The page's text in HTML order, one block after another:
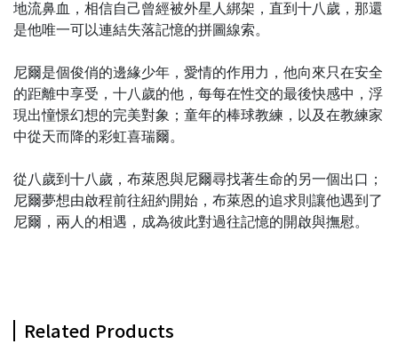
地流鼻血，相信自己曾經被外星人綁架，直到十八歲，那還
是他唯一可以連結失落記憶的拼圖線索。
尼爾是個俊俏的邊緣少年，愛情的作用力，他向來只在安全
的距離中享受，十八歲的他，每每在性交的最後快感中，浮
現出憧憬幻想的完美對象；童年的棒球教練，以及在教練家
中從天而降的彩虹喜瑞爾。
從八歲到十八歲，布萊恩與尼爾尋找著生命的另一個出口；
尼爾夢想由啟程前往紐約開始，布萊恩的追求則讓他遇到了
尼爾，兩人的相遇，成為彼此對過往記憶的開啟與撫慰。
Related Products